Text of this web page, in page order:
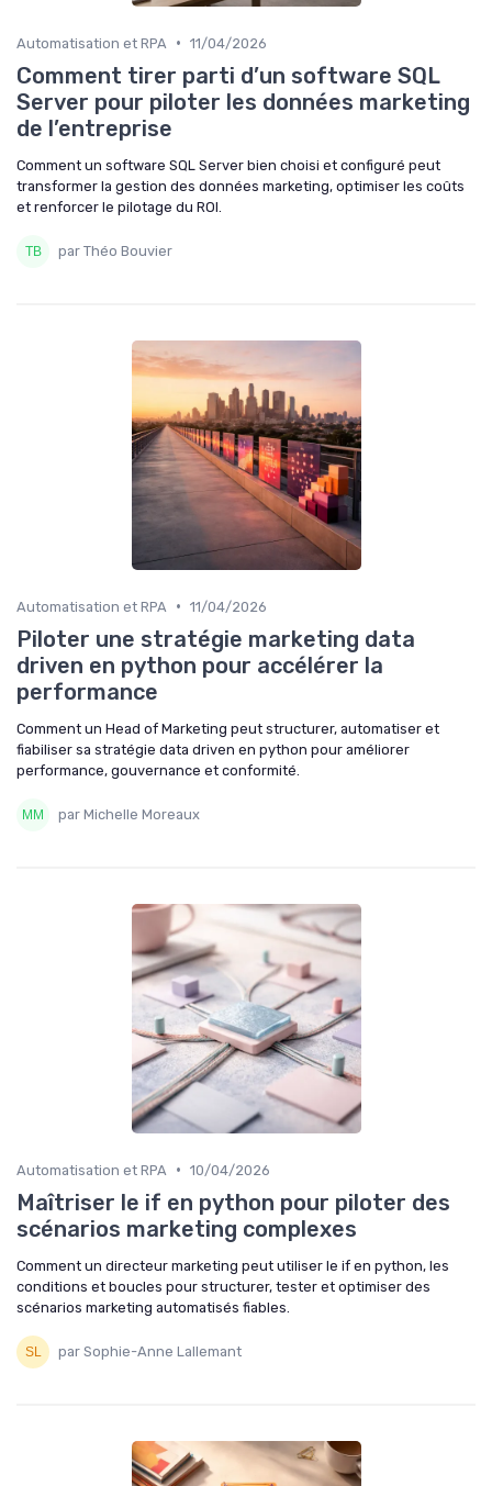
Automatisation et RPA • 11/04/2026
Comment tirer parti d’un software SQL
Server pour piloter les données marketing
de l’entreprise
Comment un software SQL Server bien choisi et configuré peut
transformer la gestion des données marketing, optimiser les coûts
et renforcer le pilotage du ROI.
par Théo Bouvier
Automatisation et RPA • 11/04/2026
Piloter une stratégie marketing data
driven en python pour accélérer la
performance
Comment un Head of Marketing peut structurer, automatiser et
fiabiliser sa stratégie data driven en python pour améliorer
performance, gouvernance et conformité.
par Michelle Moreaux
Automatisation et RPA • 10/04/2026
Maîtriser le if en python pour piloter des
scénarios marketing complexes
Comment un directeur marketing peut utiliser le if en python, les
conditions et boucles pour structurer, tester et optimiser des
scénarios marketing automatisés fiables.
par Sophie-Anne Lallemant